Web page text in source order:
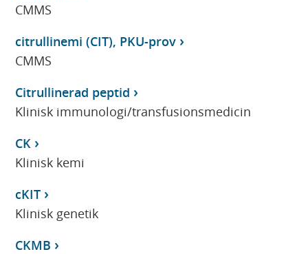
CMMS
citrullinemi (CIT), PKU-prov
CMMS
Citrullinerad peptid
Klinisk immunologi/transfusionsmedicin
CK
Klinisk kemi
cKIT
Klinisk genetik
CKMB